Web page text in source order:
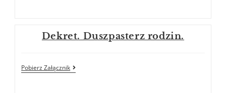
Dekret. Duszpasterz rodzin.
Pobierz Załącznik